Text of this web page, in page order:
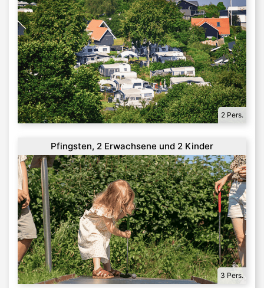
2 Pers.
Pfingsten, 2 Erwachsene und 2 Kinder
3 Pers.